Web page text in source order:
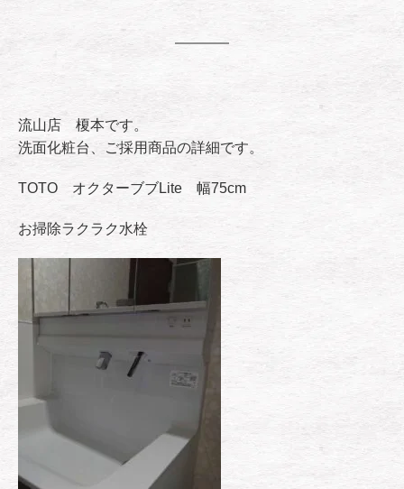
流山店 榎本です。
洗面化粧台、ご採用商品の詳細です。
TOTO オクターブブLite 幅75cm
お掃除ラクラク水栓